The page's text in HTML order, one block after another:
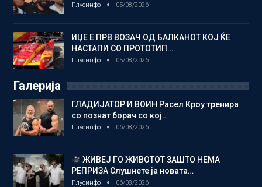
Плусинфо 05/08/2026
ИЏЕ Е ПРВ ВОЗАЧ ОД БАЛКАНОТ КОЈ ЌЕ
НАСТАПИ СО ПРОТОТИП…
Плусинфо 05/08/2026
Галерија
ГЛАДИЈАТОР И ВОИН Расел Кроу тренира
со познат борач со кој…
Плусинфо 06/08/2026
ЖИВЕЈ ГО ЖИВОТОТ ЗАШТО НЕМА
РЕПРИЗА Слушнете ја новата…
Плусинфо 06/08/2026